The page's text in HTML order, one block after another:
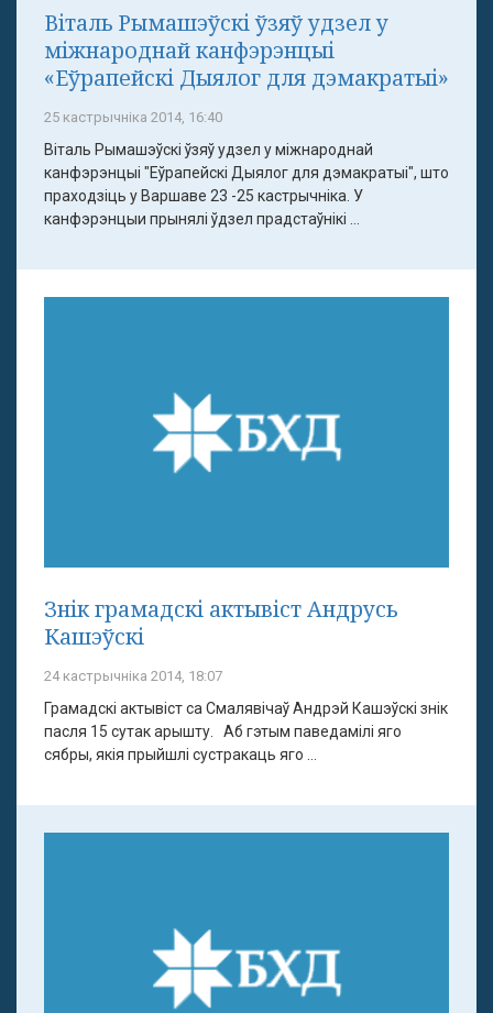
Віталь Рымашэўскі ўзяў удзел у
міжнароднай канфэрэнцыі
«Еўрапейскі Дыялог для дэмакратыі»
25 кастрычніка 2014, 16:40
Віталь Рымашэўскі ўзяў удзел у міжнароднай
канфэрэнцыі "Еўрапейскі Дыялог для дэмакратыі", што
праходзіць у Варшаве 23 -25 кастрычніка. У
канфэрэнцыи прынялі ўдзел прадстаўнікі ...
Знік грамадскі актывіст Андрусь
Кашэўскі
24 кастрычніка 2014, 18:07
Грамадскі актывіст са Смалявічаў Андрэй Кашэўскі знік
пасля 15 сутак арышту. Аб гэтым паведамілі яго
сябры, якія прыйшлі сустракаць яго ...